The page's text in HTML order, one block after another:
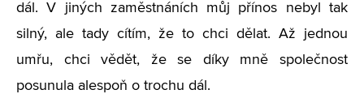
dál. V jiných zaměstnáních můj přínos nebyl tak
silný, ale tady cítím, že to chci dělat. Až jednou
umřu, chci vědět, že se díky mně společnost
posunula alespoň o trochu dál.